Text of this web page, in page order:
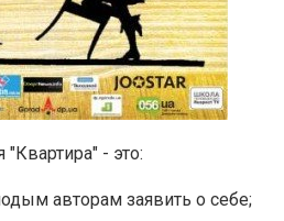
"Квартира" - это:
авторам заявить о себе;